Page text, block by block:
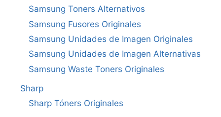
Samsung Toners Alternativos
Samsung Fusores Originales
Samsung Unidades de Imagen Originales
Samsung Unidades de Imagen Alternativas
Samsung Waste Toners Originales
Sharp
Sharp Tóners Originales